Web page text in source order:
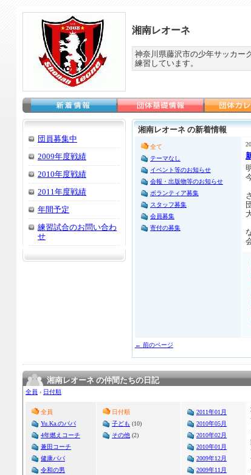
湘南レオーネ
神奈川県藤沢市の少年サッカー
練習しています。
団員募集中
2009年度戦績
2010年度戦績
2011年度戦績
年間予定
練習試合のお問い合わ
せ
湘南レオーネ の新着情報
全て
テーマなし
イベント等のお知らせ
会報・出版物等のお知らせ
ボランティア募集
スタッフ募集
会員募集
寄付の募集
← 前のページ
湘南レオーネ の仲間たちの日記
全員 › 日付順
全員
Yu.Ka.のパパ
4年燃えコーチ
兼田コーチ
健康パパ
令和の男
日付順
子ども (10)
その他 (2)
2011年01月
2010年05月
2010年02月
2010年01月
2009年12月
2009年11月